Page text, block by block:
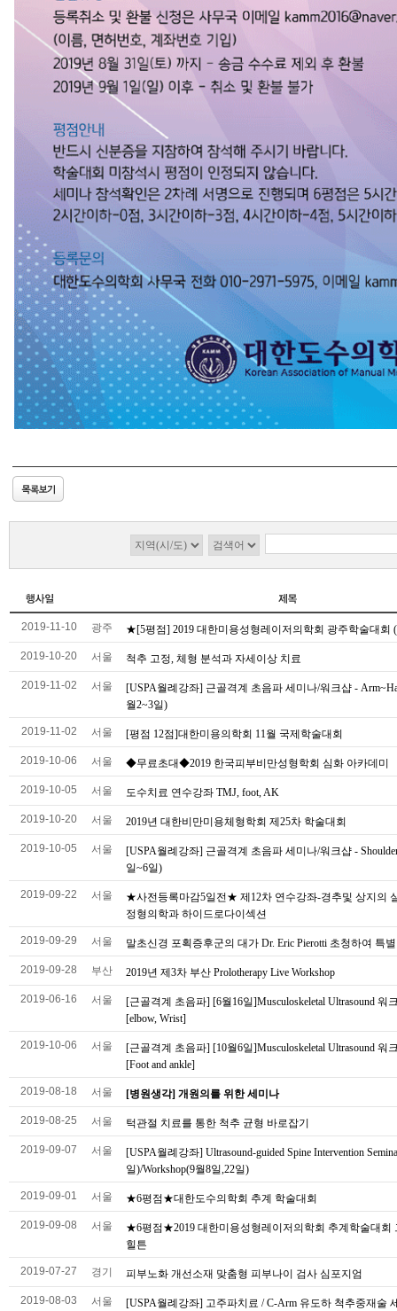
2019-11-10 광주 ★[5평점] 2019 대한미용성형레이저의학회 광주학술대회
2019-10-20 서울 척추 고정, 체형 분석과 자세이상 치료
2019-11-02 서울
[USPA월례강좌] 근골격계 초음파 세미나/워크샵 -
월2~3일)
2019-11-02 서울 [평점 12점]대한미용의학회 11월 국제학술대회
2019-10-06 서울 ◆무료초대◆2019 한국피부비만성형학회 심화 아카데미
2019-10-05 서울 도수치료 연수강좌 TMJ, foot, AK
2019-10-20 서울 2019년 대한비만미용체형학회 제25차 학술대회
2019-10-05 서울
[USPA월례강좌] 근골격계 초음파 세미나/워크샵 -
일~6일)
2019-09-22 서울
★사전등록마감5일전★ 제12차 연수강좌-경추및 상지의
정형의학과 하이드로다이섹션
2019-09-29 서울 말초신경 포획증후군의 대가 Dr. Eric Pierotti 초청하여 특
2019-09-28 부산 2019년 제3차 부산 Prolotherapy Live Workshop
2019-06-16 서울
[근골격계 초음파] [6월16일]Musculoskeletal Ultrasound 워
[elbow, Wrist]
2019-10-06 서울
[근골격계 초음파] [10월6일]Musculoskeletal Ultrasound 워
[Foot and ankle]
2019-08-18 서울 [병원생각] 개원의를 위한 세미나
2019-08-25 서울 턱관절 치료를 통한 척추 균형 바로잡기
2019-09-07 서울
[USPA월례강좌] Ultrasound-guided Spine Intervention
일)/Workshop(9월8일,22일)
2019-09-01 서울 ★6평점★대한도수의학회 추계 학술대회
2019-09-08 서울
★6평점★2019 대한미용성형레이저의학회 추계학술대회
힐튼
2019-07-27 경기 피부노화 개선소재 맞춤형 피부나이 검사 심포지엄
2019-08-03 서울
[USPA월례강좌] 고주파치료 / C-Arm 유도하 척추중재술